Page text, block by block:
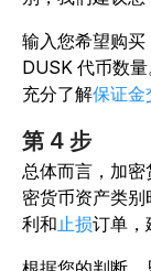
输入您希望购
DUSK 代币数
充分了解保证金
第 4 步
总体而言，加
密货币资产类
利和 止损订单，